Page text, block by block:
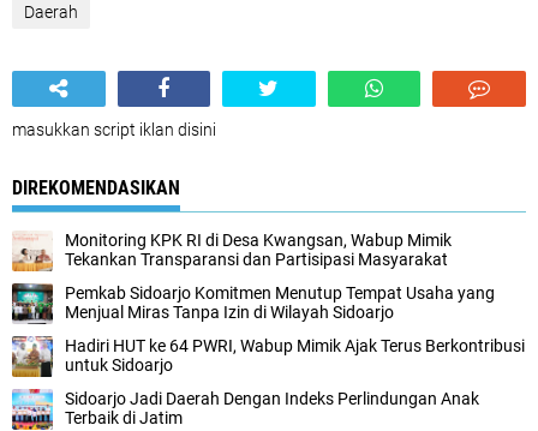
Daerah
masukkan script iklan disini
DIREKOMENDASIKAN
Monitoring KPK RI di Desa Kwangsan, Wabup Mimik
Tekankan Transparansi dan Partisipasi Masyarakat
Pemkab Sidoarjo Komitmen Menutup Tempat Usaha yang
Menjual Miras Tanpa Izin di Wilayah Sidoarjo
Hadiri HUT ke 64 PWRI, Wabup Mimik Ajak Terus Berkontribusi
untuk Sidoarjo
Sidoarjo Jadi Daerah Dengan Indeks Perlindungan Anak
Terbaik di Jatim